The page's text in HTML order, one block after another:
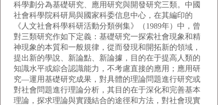
科學劃分為基礎研究、應用研究與開發研究三類。中國
社會科學院科研局與國家科委信息中心，在其編印的
《人文社會科學科研活動分類例集》（1989年）中，曾
對三類研究作如下定義：基礎研究一探索社會現象和精
神現象的本質和一般規律，從而發現和開拓新的領域，
提出新的學說、新論點、新論據，目的在于提高人類的
知識水平或綜合認識能力，不考慮直接的應用；應用研
究—運用基礎研究成果，對具體的理論問題進行研究或
對社會問題進行理論分析，其目的在于深化和完善基本
理論，探求理論與實踐結合的途徑和方法，對社會現實